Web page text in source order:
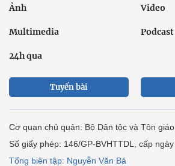
Ảnh Video
Multimedia Podcast
24h qua
Tuyến bài
Cơ quan chủ quản: Bộ Dân tộc và Tôn giáo
Số giấy phép: 146/GP-BVHTTDL, cấp
Tổng biên tập: Nguyễn Văn Bá